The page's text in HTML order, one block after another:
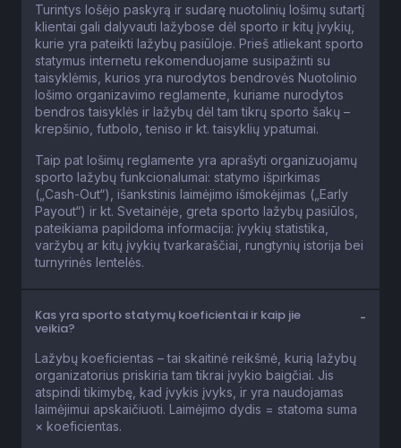
Turintys lošėjo paskyrą ir sudarę nuotolinių lošimų sutartį
klientai gali dalyvauti lažybose dėl sporto ir kitų įvykių,
kurie yra pateikti lažybų pasiūloje. Prieš atliekant sporto
statymus internetu rekomenduojame susipažinti su
taisyklėmis, kurios yra nurodytos bendrovės Nuotolinio
lošimo organizavimo reglamente, kuriame nurodytos
bendros taisyklės ir lažybų dėl tam tikrų sporto šakų –
krepšinio, futbolo, teniso ir kt. taisyklių ypatumai.
Taip pat lošimų reglamente yra aprašyti organizuojamų
sporto lažybų funkcionalumai: statymo išpirkimas
(„Cash-Out“), išankstinis laimėjimo išmokėjimas („Early
Payout“) ir kt. Svetainėje, greta sporto lažybų pasiūlos,
pateikiama papildoma informacija: įvykių statistika,
varžybų ar kitų įvykių tvarkaraščiai, rungtynių istorija bei
turnyrinės lentelės.
Kas yra sporto statymų koeficientai ir kaip jie
veikia?
Lažybų koeficientas – tai skaitinė reikšmė, kurią lažybų
organizatorius priskiria tam tikrai įvykio baigčiai. Jis
atspindi tikimybę, kad įvykis įvyks, ir yra naudojamas
laimėjimui apskaičiuoti. Laimėjimo dydis = statoma suma
× koeficientas.